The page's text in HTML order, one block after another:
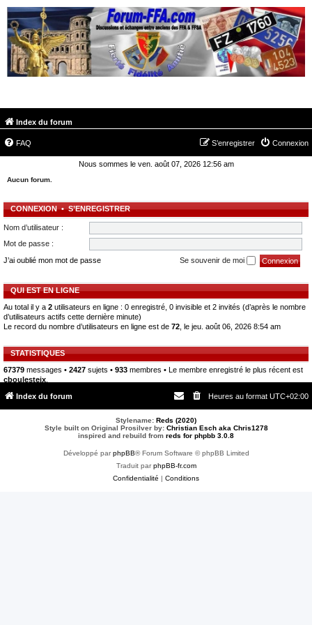
Index du forum
FAQ Connexion
S’enregistrer
Nous sommes le ven. août 07, 2026 12:56 am
Aucun forum.
CONNEXION•S’ENREGISTRER
Nom d’utilisateur :
Mot de passe :
J’ai oublié mon mot de passe
Se souvenir de moi
QUI EST EN LIGNE
Au total il y a 2 utilisateurs en ligne : 0 enregistré, 0 invisible et 2 invités (d’après le nombre
d’utilisateurs actifs cette dernière minute)
Le record du nombre d’utilisateurs en ligne est de 72 , le jeu. août 06, 2026 8:54 am
STATISTIQUES
67379 messages • 2427 sujets • 933 membres • Le membre enregistré le plus récent est
cboulesteix
Index du forum
Heures au format UTC+02:00
Stylename: Reds (2020)
Style built on Original Prosilver by: Christian Esch aka Chris1278
inspired and rebuild from reds for phpbb 3.0.8
Développé parphpBB® Forum Software © phpBB Limited
Traduit parphpBB-fr.com
Confidentialité | Conditions